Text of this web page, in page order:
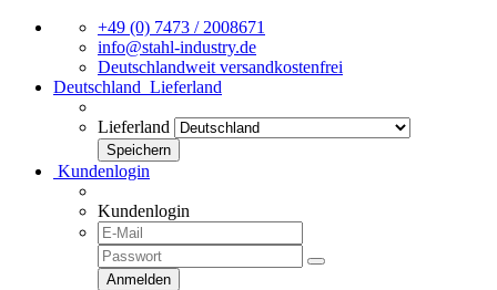
+49 (0) 7473 / 2008671
info@stahl-industry.de
Deutschlandweit versandkostenfrei
Deutschland Lieferland
Lieferland
Kundenlogin
Kundenlogin